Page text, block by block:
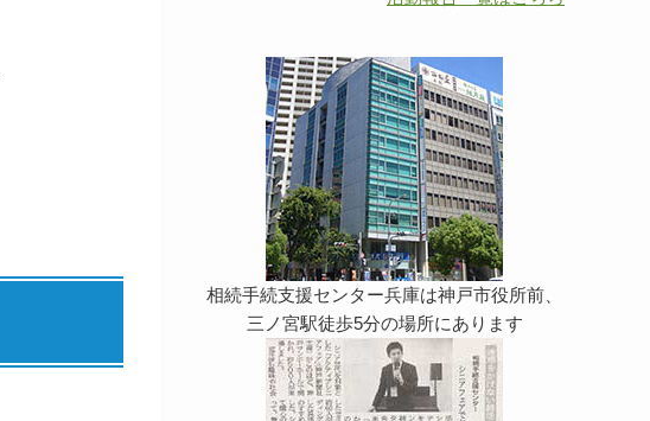
相続手続支援センター兵庫は神戸市役所前、
三ノ宮駅徒歩5分の場所にあります